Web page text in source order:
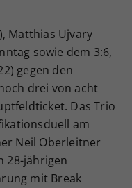
Matthias Ujvary
sowie dem 3:6,
gegen den
drei von acht
Das Trio
am
Neil Oberleitner
28-jährigen
mit Break